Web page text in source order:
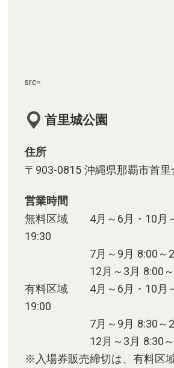
src=
首里城公園
住所
〒903-0815 沖縄県那覇市首里
営業時間
無料区域 4月～6月・10月
19:30
7月～9月 8:00～
12月～3月 8:00～
有料区域 4月～6月・10月
19:00
7月～9月 8:30～
12月～3月 8:30～
※入場券販売締切は、有料区